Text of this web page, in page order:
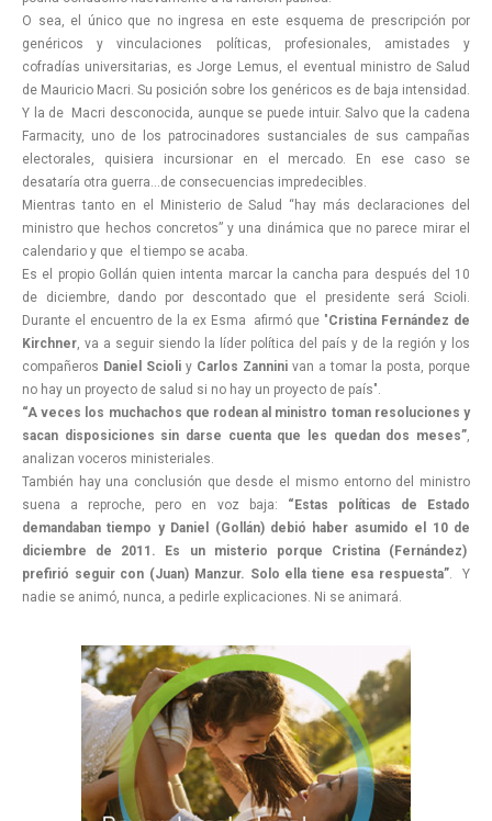
O sea, el único que no ingresa en este esquema de prescripción por
genéricos y vinculaciones políticas, profesionales, amistades y
cofradías universitarias, es Jorge Lemus, el eventual ministro de Salud
de Mauricio Macri. Su posición sobre los genéricos es de baja intensidad.
Y la de Macri desconocida, aunque se puede intuir. Salvo que la cadena
Farmacity, uno de los patrocinadores sustanciales de sus campañas
electorales, quisiera incursionar en el mercado. En ese caso se
desataría otra guerra…de consecuencias impredecibles.
Mientras tanto en el Ministerio de Salud “hay más declaraciones del
ministro que hechos concretos” y una dinámica que no parece mirar el
calendario y que el tiempo se acaba.
Es el propio Gollán quien intenta marcar la cancha para después del 10
de diciembre, dando por descontado que el presidente será Scioli.
Durante el encuentro de la ex Esma afirmó que "Cristina Fernández de
Kirchner, va a seguir siendo la líder política del país y de la región y los
compañeros Daniel Scioli y Carlos Zannini van a tomar la posta, porque
no hay un proyecto de salud si no hay un proyecto de país".
“A veces los muchachos que rodean al ministro toman resoluciones y
sacan disposiciones sin darse cuenta que les quedan dos meses”,
analizan voceros ministeriales.
También hay una conclusión que desde el mismo entorno del ministro
suena a reproche, pero en voz baja: “Estas políticas de Estado
demandaban tiempo y Daniel (Gollán) debió haber asumido el 10 de
diciembre de 2011. Es un misterio porque Cristina (Fernández)
prefirió seguir con (Juan) Manzur. Solo ella tiene esa respuesta”. Y
nadie se animó, nunca, a pedirle explicaciones. Ni se animará.